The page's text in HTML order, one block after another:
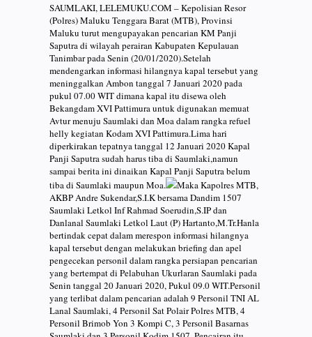
SAUMLAKI, LELEMUKU.COM – Kepolisian Resor
(Polres) Maluku Tenggara Barat (MTB), Provinsi
Maluku turut mengupayakan pencarian KM Panji
Saputra di wilayah perairan Kabupaten Kepulauan
Tanimbar pada Senin (20/01/2020).Setelah
mendengarkan informasi hilangnya kapal tersebut yang
meninggalkan Ambon tanggal 7 Januari 2020 pada
pukul 07.00 WIT dimana kapal itu disewa oleh
Bekangdam XVI Pattimura untuk digunakan memuat
Avtur menuju Saumlaki dan Moa dalam rangka refuel
helly kegiatan Kodam XVI Pattimura.Lima hari
diperkirakan tepatnya tanggal 12 Januari 2020 Kapal
Panji Saputra sudah harus tiba di Saumlaki,namun
sampai berita ini dinaikan Kapal Panji Saputra belum
tiba di Saumlaki maupun Moa.
Maka Kapolres MTB,
AKBP Andre Sukendar,S.I.K bersama Dandim 1507
Saumlaki Letkol Inf Rahmad Soerudin,S.IP dan
Danlanal Saumlaki Letkol Laut (P) Hartanto,M.Tr.Hanla
bertindak cepat dalam merespon informasi hilangnya
kapal tersebut dengan melakukan briefing dan apel
pengecekan personil dalam rangka persiapan pencarian
yang bertempat di Pelabuhan Ukurlaran Saumlaki pada
Senin tanggal 20 Januari 2020, Pukul 09.0 WIT.Personil
yang terlibat dalam pencarian adalah 9 Personil TNI AL
Lanal Saumlaki, 4 Personil Sat Polair Polres MTB, 4
Personil Brimob Yon 3 Kompi C, 3 Personil Basarnas